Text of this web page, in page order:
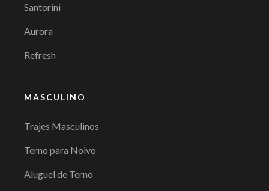
Santorini
Aurora
Refresh
MASCULINO
Trajes Masculinos
Terno para Noivo
Aluguel de Terno